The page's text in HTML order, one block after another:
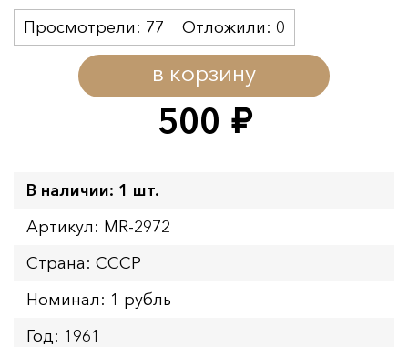
500 руб.
в корзину
Просмотрели: 77 Отложили: 0
В наличии: 1 шт.
Артикул: MR-2972
Страна: СССР
Номинал: 1 рубль
Год: 1961